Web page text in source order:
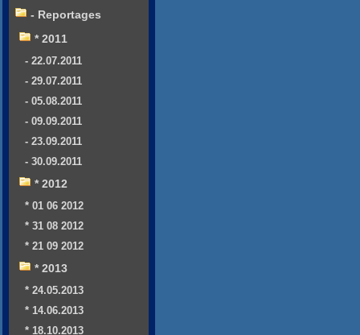
- Reportages
* 2011
- 22.07.2011
- 29.07.2011
- 05.08.2011
- 09.09.2011
- 23.09.2011
- 30.09.2011
* 2012
* 01 06 2012
* 31 08 2012
* 21 09 2012
* 2013
* 24.05.2013
* 14.06.2013
* 18.10.2013